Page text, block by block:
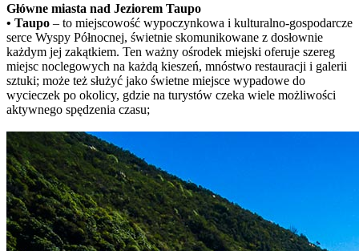
Główne miasta nad Jeziorem Taupo
• Taupo – to miejscowość wypoczynkowa i kulturalno-gospodarcze
serce Wyspy Północnej, świetnie skomunikowane z dosłownie
każdym jej zakątkiem. Ten ważny ośrodek miejski oferuje szereg
miejsc noclegowych na każdą kieszeń, mnóstwo restauracji i galerii
sztuki; może też służyć jako świetne miejsce wypadowe do
wycieczek po okolicy, gdzie na turystów czeka wiele możliwości
aktywnego spędzenia czasu;